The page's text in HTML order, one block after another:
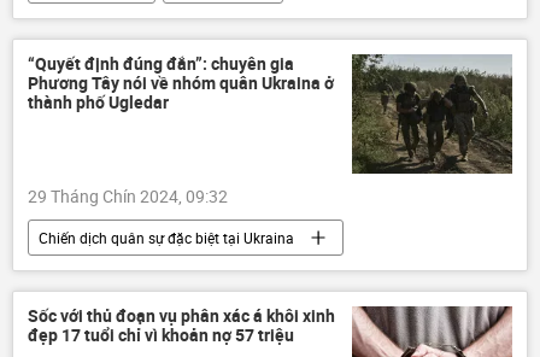
Phạm Minh Chính
Việt Nam
thông tin
cơn bão
siêu bão
Chính sách
“Quyết định đúng đắn”: chuyên gia
Phương Tây nói về nhóm quân Ukraina ở
thành phố Ugledar
29 Tháng Chín 2024, 09:32
Chiến dịch quân sự đặc biệt tại Ukraina
Nga
Quân đội Nga
Ukraina
Cuộc khủng hoảng ở Ukraina
xung đột quân sự
Thế giới
Sốc với thủ đoạn vụ phân xác á khôi xinh
đẹp 17 tuổi chỉ vì khoản nợ 57 triệu